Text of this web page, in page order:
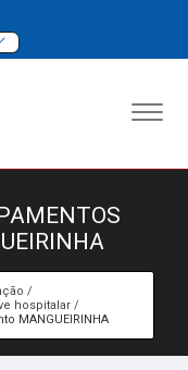
hospitalar
MANGUEIRINHA